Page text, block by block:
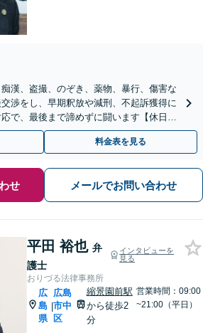
漢、盗撮、のぞき、薬物、暴行、傷害な
渉をし、早期釈放や減刑、不起訴獲得に
で、最後まで諦めずに闘います【休日・
】【弁護士歴15年以上】
料金表を見る
せ メールでお問い合わせ
平田 裕也 弁
護士
インタビューを
見る
おりづる法律事務所
広
島
県
|
広島
市中
区
縮景園前駅
から徒歩2
分
営業時間：09:00
~21:00（平日）